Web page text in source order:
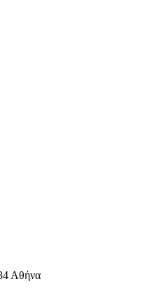
Αθήνα